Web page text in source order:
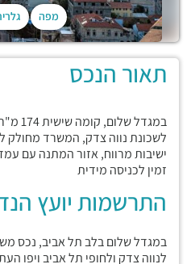
מפה
תאור הנכס
לשכונת נווה צדק, המשרד מחולק
ישיבות מרווח, אזור המתנה עם
זמין לכניסה מידית
התרשמות יועץ
במגדל שלום בלב תל אביב, נכס
לנווה צדק ולחופי תל אביב ויפו